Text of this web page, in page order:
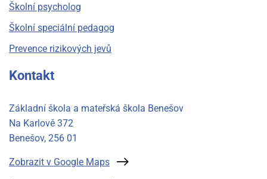
Školní psycholog
Školní speciální pedagog
Prevence rizikových jevů
Kontakt
Základní škola a mateřská škola Benešov
Na Karlově 372
Benešov, 256 01
Zobrazit v Google Maps